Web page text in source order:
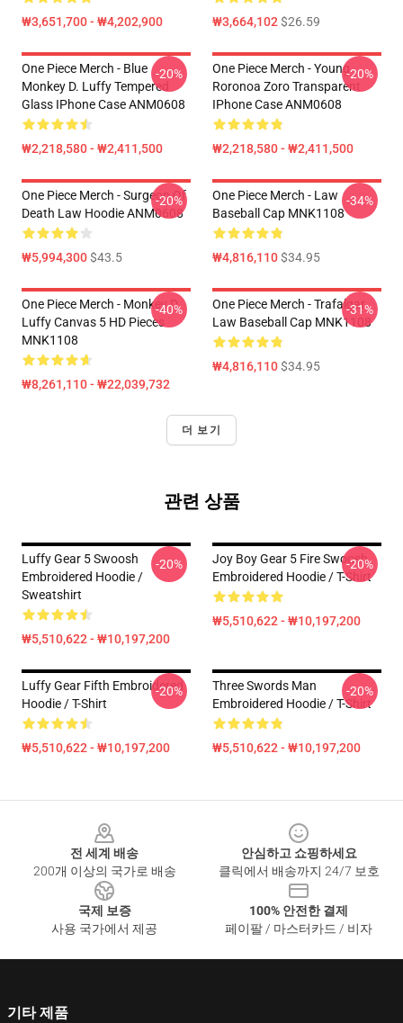
₩3,651,700 - ₩4,202,900 ₩3,664,102$26.59
One Piece Merch - Blue
Monkey D. Luffy Tempered
Glass IPhone Case ANM0608
₩2,218,580 - ₩2,411,500
-20%
One Piece Merch - Young
Roronoa Zoro Transparent
IPhone Case ANM0608
₩2,218,580 - ₩2,411,500
-20%
One Piece Merch - Surgeon Of
Death Law Hoodie ANM0608
₩5,994,300$43.5
-20%
One Piece Merch - Law
Baseball Cap MNK1108
₩4,816,110$34.95
-34%
One Piece Merch - Monkey D.
Luffy Canvas 5 HD Pieces
MNK1108
₩8,261,110 - ₩22,039,732
-40%
One Piece Merch - Trafalgar
Law Baseball Cap MNK1108
₩4,816,110$34.95
-31%
더 보기
관련 상품
Luffy Gear 5 Swoosh
Embroidered Hoodie /
Sweatshirt
₩5,510,622 - ₩10,197,200
-20%
Joy Boy Gear 5 Fire Swoosh
Embroidered Hoodie / T-Shirt
₩5,510,622 - ₩10,197,200
-20%
Luffy Gear Fifth Embroidered
Hoodie / T-Shirt
₩5,510,622 - ₩10,197,200
-20%
Three Swords Man
Embroidered Hoodie / T-Shirt
₩5,510,622 - ₩10,197,200
-20%
전 세계 배송
200개 이상의 국가로 배송
안심하고 쇼핑하세요
클릭에서 배송까지 24/7 보호
국제 보증
사용 국가에서 제공
100% 안전한 결제
페이팔 / 마스터카드 / 비자
기타 제품